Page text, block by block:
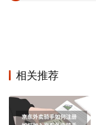
相关推荐